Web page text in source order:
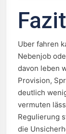
Fazit
Uber fahren
Nebenjob
davon leben
Provision,
deutlich
vermuten
Regulierung
die